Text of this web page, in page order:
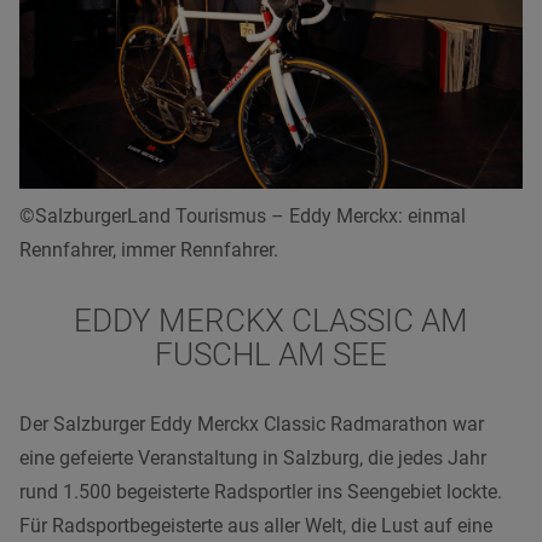
©SalzburgerLand Tourismus – Eddy Merckx: einmal
Rennfahrer, immer Rennfahrer.
EDDY MERCKX CLASSIC AM
FUSCHL AM SEE
Der Salzburger Eddy Merckx Classic Radmarathon war
eine gefeierte Veranstaltung in Salzburg, die jedes Jahr
rund 1.500 begeisterte Radsportler ins Seengebiet lockte.
Für Radsportbegeisterte aus aller Welt, die Lust auf eine